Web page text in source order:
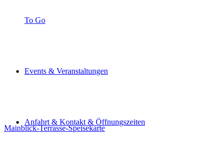
To Go
Events & Veranstaltungen
Anfahrt & Kontakt & Öffnungszeiten
Mainblick-Terrasse-Speisekarte